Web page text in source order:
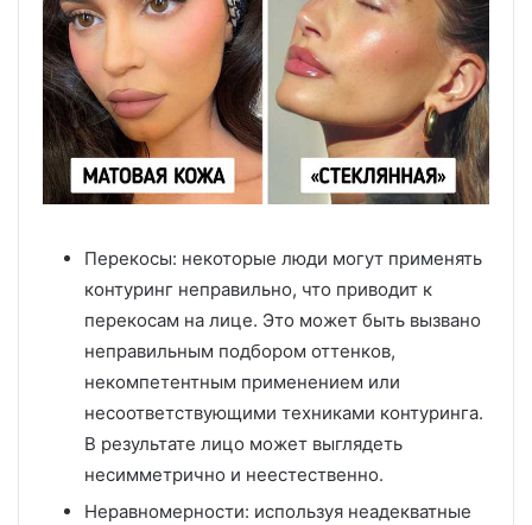
Перекосы: некоторые люди могут применять
контуринг неправильно, что приводит к
перекосам на лице. Это может быть вызвано
неправильным подбором оттенков,
некомпетентным применением или
несоответствующими техниками контуринга.
В результате лицо может выглядеть
несимметрично и неестественно.
Неравномерности: используя неадекватные